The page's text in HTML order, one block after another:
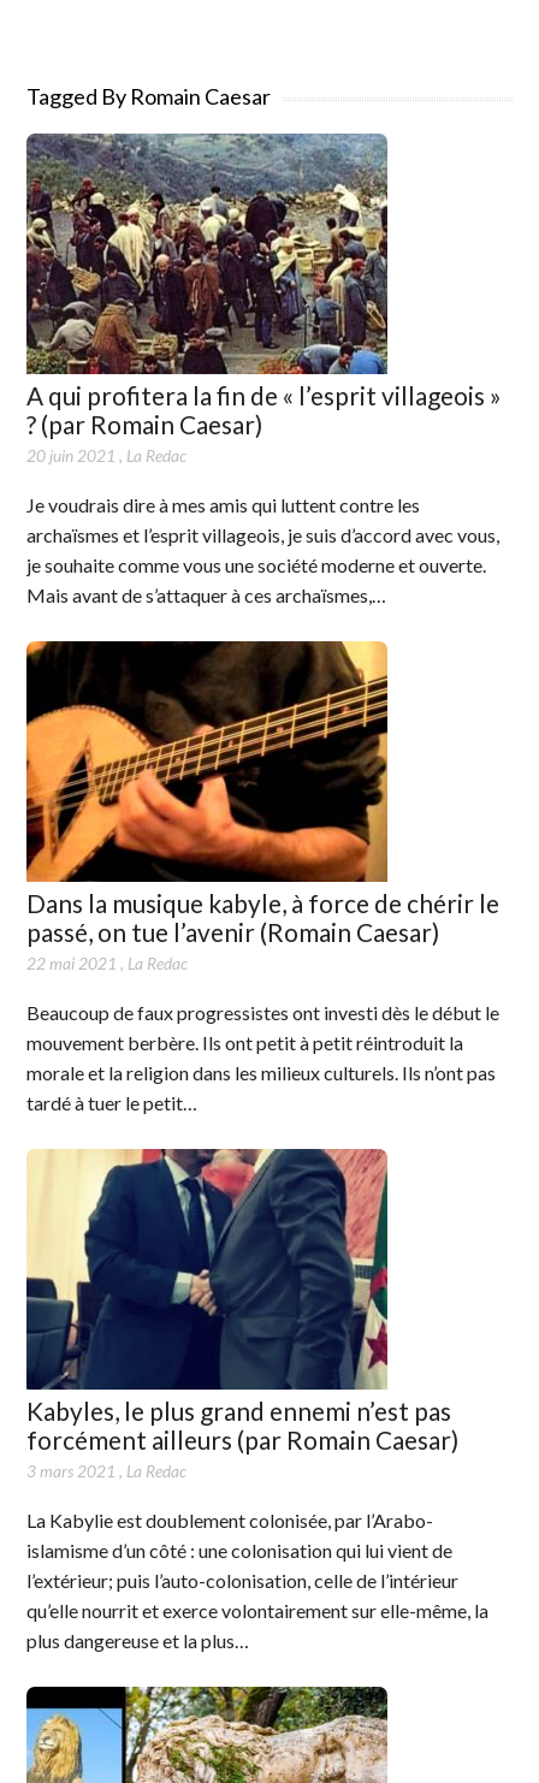
Tagged By Romain Caesar
A qui profitera la fin de « l’esprit villageois »
? (par Romain Caesar)
20 juin 2021 , La Redac
Je voudrais dire à mes amis qui luttent contre les
archaïsmes et l’esprit villageois, je suis d’accord avec vous,
je souhaite comme vous une société moderne et ouverte.
Mais avant de s’attaquer à ces archaïsmes,…
Dans la musique kabyle, à force de chérir le
passé, on tue l’avenir (Romain Caesar)
22 mai 2021 , La Redac
Beaucoup de faux progressistes ont investi dès le début le
mouvement berbère. Ils ont petit à petit réintroduit la
morale et la religion dans les milieux culturels. Ils n’ont pas
tardé à tuer le petit…
Kabyles, le plus grand ennemi n’est pas
forcément ailleurs (par Romain Caesar)
3 mars 2021 , La Redac
La Kabylie est doublement colonisée, par l’Arabo-
islamisme d’un côté : une colonisation qui lui vient de
l’extérieur; puis l’auto-colonisation, celle de l’intérieur
qu’elle nourrit et exerce volontairement sur elle-même, la
plus dangereuse et la plus…